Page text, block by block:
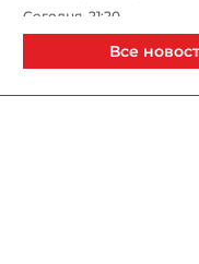
Сегодня, 21:20
В Лачине
рядом с жилыми
Все